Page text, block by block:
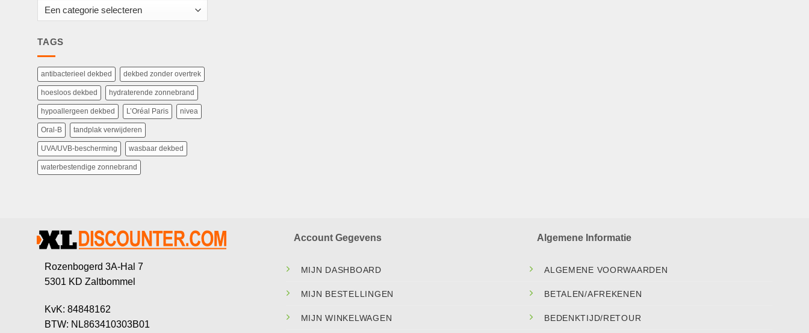
TAGS
antibacterieel dekbed dekbed zonder overtrek
hoesloos dekbed hydraterende zonnebrand
hypoallergeen dekbed L’Oréal Paris nivea
Oral-B tandplak verwijderen
UVA/UVB-bescherming wasbaar dekbed
waterbestendige zonnebrand
Rozenbogerd 3A-Hal 7
5301 KD Zaltbommel
KvK: 84848162
BTW: NL863410303B01
Account Gegevens
MIJN DASHBOARD
MIJN BESTELLINGEN
MIJN WINKELWAGEN
Algemene Informatie
ALGEMENE VOORWAARDEN
BETALEN/AFREKENEN
BEDENKTIJD/RETOUR